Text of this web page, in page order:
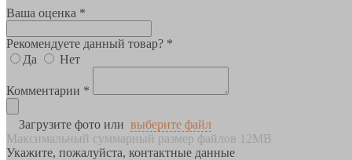
Ваша оценка *
Рекомендуете данный товар? *
Да
Нет
Комментарии *
Загрузите фото или выберите файл
Максимальный суммарный размер файлов 12MB
Укажите, пожалуйста, контактные данные